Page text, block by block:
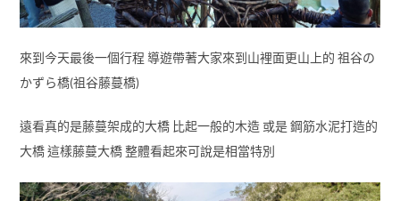
來到今天最後一個行程 導遊帶著大家來到山裡面更山上的 祖谷の
かずら橋(祖谷藤蔓橋)
遠看真的是藤蔓架成的大橋 比起一般的木造 或是 鋼筋水泥打造的
大橋 這樣藤蔓大橋 整體看起來可說是相當特別